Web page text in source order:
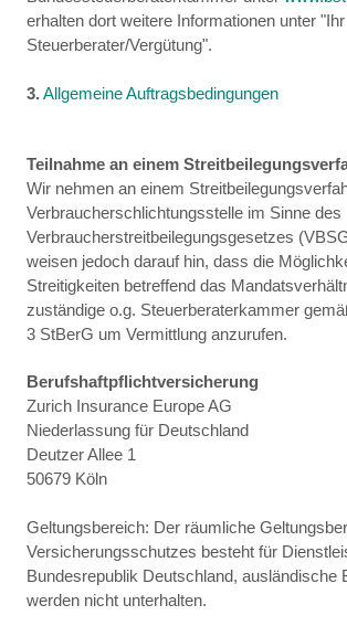
erhalten dort weitere Informationen unter "Ihr
Steuerberater/Vergütung".
3.Allgemeine Auftragsbedingungen
Teilnahme an einem
Wir nehmen an einem
Verbraucherschlichtungsstelle im Sinne des
Verbraucherstreitbeilegungsgesetzes
weisen jedoch darauf hin, dass die
Streitigkeiten betreffend das
zuständige o.g. Steuerberaterkammer
3 StBerG um Vermittlung anzurufen.
Berufshaftpflichtversicherung
Zurich Insurance Europe AG
Niederlassung für Deutschland
Deutzer Allee 1
50679 Köln
Geltungsbereich: Der räumliche
Versicherungsschutzes besteht für
Bundesrepublik Deutschland, ausländische
werden nicht unterhalten.